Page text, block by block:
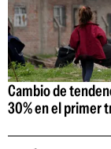
Cambio de
30% en el primer